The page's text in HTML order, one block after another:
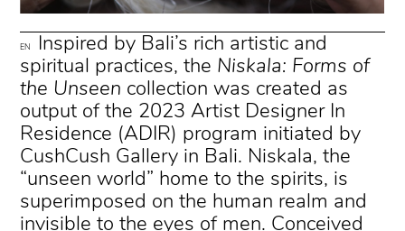
EN
Inspired by Bali’s rich artistic and
spiritual practices, the Niskala: Forms of
the Unseen collection was created as
output of the 2023 Artist Designer In
Residence (ADIR) program initiated by
CushCush Gallery in Bali. Niskala, the
“unseen world” home to the spirits, is
superimposed on the human realm and
invisible to the eyes of men. Conceived